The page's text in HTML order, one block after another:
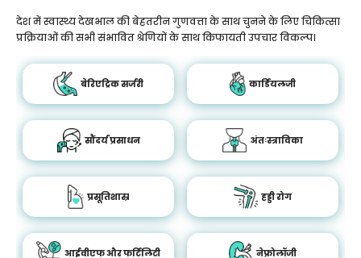
देश में स्वास्थ्य देखभाल की बेहतरीन गुणवत्ता के साथ चुनने के लिए चिकित्सा
प्रक्रियाओं की सभी संभावित श्रेणियों के साथ किफायती उपचार विकल्प।
बेरिएट्रिक सर्जरी कार्डियलजी
सौंदर्य प्रसाधन अंतःस्त्राविका
प्रसूतिशास्र हड्डी रोग
आईवीएफ और फर्टिलिटी नेफ्रोलॉजी